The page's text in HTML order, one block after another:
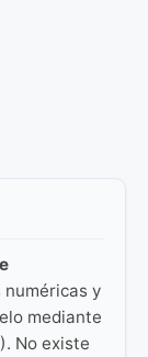
numéricas y
mediante
No existe